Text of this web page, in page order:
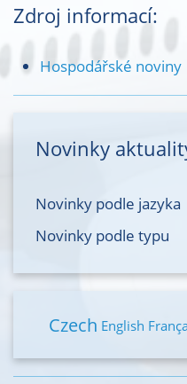
Zdroj informací:
Hospodářské noviny
Novinky
Novinky podle jazyka
Novinky podle typu
Czech English